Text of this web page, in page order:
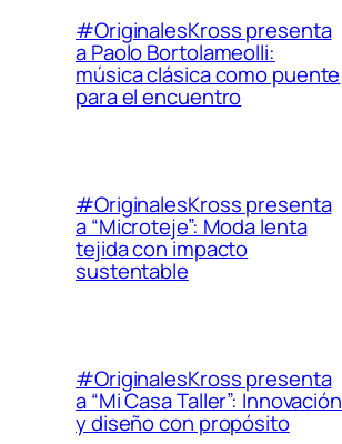
#OriginalesKross presenta
a Paolo Bortolameolli:
música clásica como puente
para el encuentro
#OriginalesKross presenta
a “Microteje”: Moda lenta
tejida con impacto
sustentable
#OriginalesKross presenta
a “Mi Casa Taller”: Innovación
y diseño con propósito